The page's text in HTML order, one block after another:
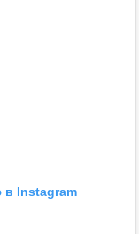
в Instagram